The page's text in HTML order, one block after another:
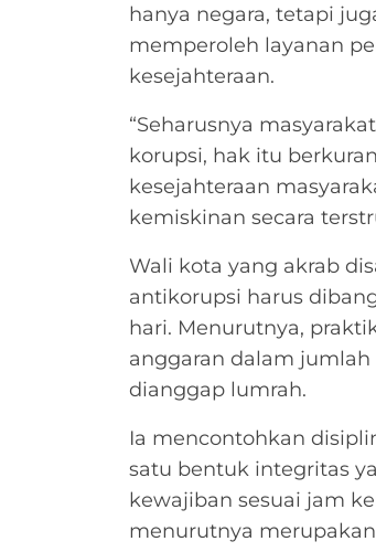
hanya negara, tetapi
memperoleh layanan
kesejahteraan.
“Seharusnya
korupsi, hak itu
kesejahteraan
kemiskinan secara
Wali kota yang akrab
antikorupsi harus
hari. Menurutnya,
anggaran dalam
dianggap lumrah.
Ia mencontohkan
satu bentuk integritas
kewajiban sesuai jam
menurutnya